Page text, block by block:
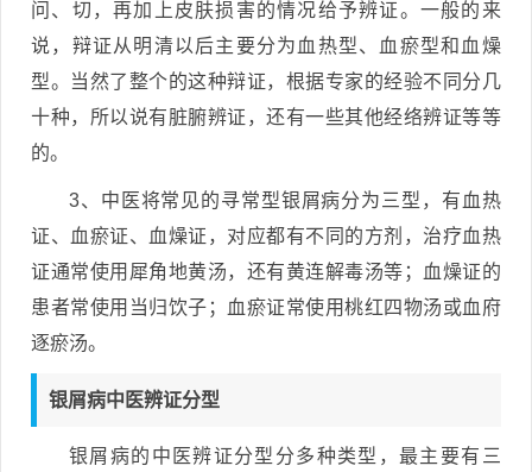
问、切，再加上皮肤损害的情况给予辨证。一般的来
说，辩证从明清以后主要分为血热型、血瘀型和血燥
型。当然了整个的这种辩证，根据专家的经验不同分几
十种，所以说有脏腑辨证，还有一些其他经络辨证等等
的。
3、中医将常见的寻常型银屑病分为三型，有血热
证、血瘀证、血燥证，对应都有不同的方剂，治疗血热
证通常使用犀角地黄汤，还有黄连解毒汤等；血燥证的
患者常使用当归饮子；血瘀证常使用桃红四物汤或血府
逐瘀汤。
银屑病中医辨证分型
银屑病的中医辨证分型分多种类型，最主要有三